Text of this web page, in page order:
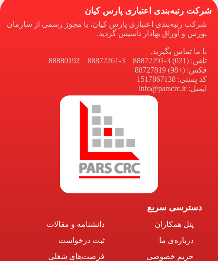
شرکت رتبه‌بندی اعتباری پارس کیان
شرکت رتبه‌بندی اعتباری پارس کیان، با مجوز رسمی از سازمان
بورس و اوراق بهادار تاسیس گردید.
با ما تماس بگیرید.
تلفن: (021) 3-88872291 _ 3-88872261 _ 88880192
فکس: (+98) 88727819
کد پستی: 1517867138
ایمیل: info@parscrc.ir
دسترسی سریع
پنل همکاران
درباره‌ی ما
حریم خصوصی
دانشنامه و مقالات
ثبت درخواست
فرصت‌های شغلی